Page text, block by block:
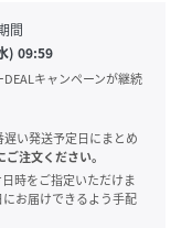
間
) 09:59
キャンペーンが継続
い発送予定日にまとめ
注文ください。
時をご指定いただけま
お届けできるよう手配